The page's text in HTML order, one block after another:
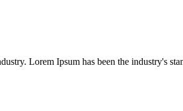
Lorem Ipsum has been the industry's